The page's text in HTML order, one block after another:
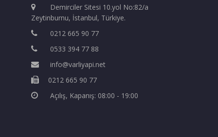
Demirciler Sitesi 10.yol No:82/a
Zeytinburnu, İstanbul, Türkiye.
0212 665 90 77
0533 394 77 88
info@varliyapi.net
0212 665 90 77
Açılış, Kapanış: 08:00 - 19:00